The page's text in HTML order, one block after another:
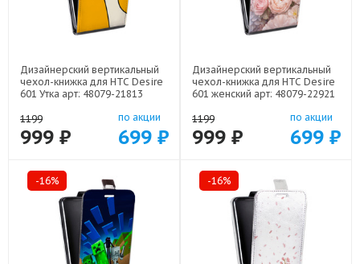
Дизайнерский вертикальный
чехол-книжка для HTC Desire
601 Утка арт: 48079-21813
1199
999 ₽
по акции
699 ₽
Дизайнерский вертикальный
чехол-книжка для HTC Desire
601 женский арт: 48079-22921
1199
999 ₽
по акции
699 ₽
-16% -16%